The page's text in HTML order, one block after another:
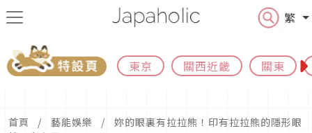
繁
東京 關西近畿 關東
首頁 藝能娛樂
妳的眼裏有拉拉熊！印有拉拉熊的隱形眼